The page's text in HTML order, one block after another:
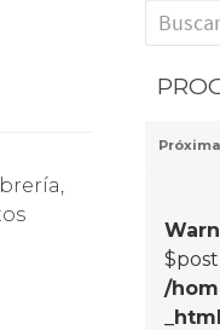
' .
/